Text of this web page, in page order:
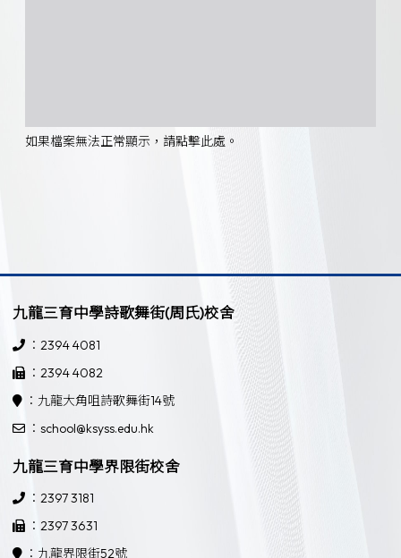
如果檔案無法正常顯示，請點擊此處。
九龍三育中學詩歌舞街(周氏)校舍
：2394 4081
：2394 4082
：九龍大角咀詩歌舞街14號
：school@ksyss.edu.hk
九龍三育中學界限街校舍
：2397 3181
：2397 3631
：九龍界限街52號